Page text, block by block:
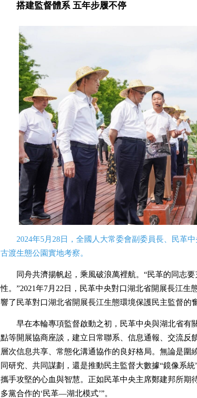
搭建監督體系 五年步履不停
2024年5月28日，全國人大常委會副委員長、民革
古渡生態公園實地考察。
同舟共濟揚帆起，乘風破浪萬裡航。“民革的同志
性。”2021年7月22日，民革中央對口湖北省開展長江
響了民革對口湖北省開展長江生態環境保護民主監督的
早在本輪專項監督啟動之初，民革中央與湖北省有
點等開展協商座談，建立日常聯系、信息通報、交流反
層次信息共享、常態化溝通協作的良好格局。無論是圍
同研究、共同謀劃，還是推動民主監督大數據“鏡像系
攜手攻堅的心血與智慧。正如民革中央主席鄭建邦所期
多黨合作的‘民革—湖北模式’”。